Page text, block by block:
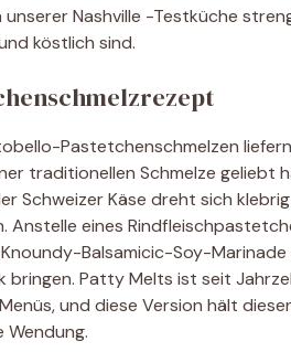
unserer Nashville -Testküche
köstlich sind.
Pastetchenschmelzen
traditionellen Schmelze geliebt
Schweizer Käse dreht sich
Anstelle eines
Balsamicic-Soy-
bringen. Patty Melts ist seit
und diese Version hält
Wendung.